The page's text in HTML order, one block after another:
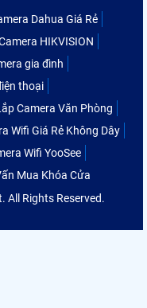
Dahua Giá Rẻ
HIKVISION
gia đình
thoại
Camera Văn Phòng
Wifi Giá Rẻ Không Dây
Wifi YooSee
Mua Khóa Cửa
All Rights Reserved.